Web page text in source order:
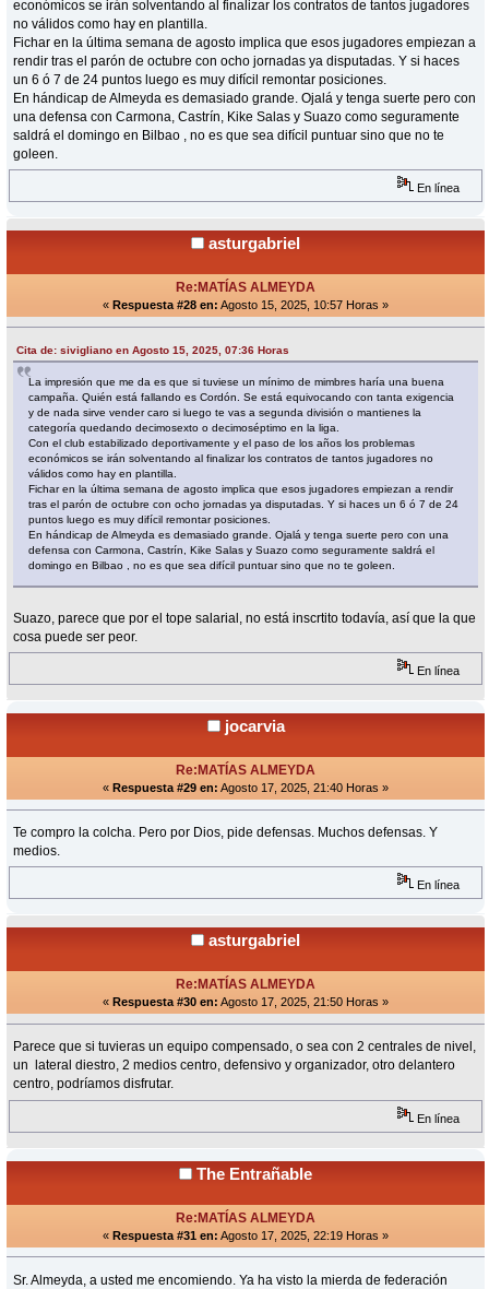
económicos se irán solventando al finalizar los contratos de tantos jugadores
no válidos como hay en plantilla.
Fichar en la última semana de agosto implica que esos jugadores empiezan a
rendir tras el parón de octubre con ocho jornadas ya disputadas. Y si haces
un 6 ó 7 de 24 puntos luego es muy difícil remontar posiciones.
En hándicap de Almeyda es demasiado grande. Ojalá y tenga suerte pero con
una defensa con Carmona, Castrín, Kike Salas y Suazo como seguramente
saldrá el domingo en Bilbao , no es que sea difícil puntuar sino que no te
goleen.
En línea
asturgabriel
Re:MATÍAS ALMEYDA
« Respuesta #28 en: Agosto 15, 2025, 10:57 Horas »
Cita de: sivigliano en Agosto 15, 2025, 07:36 Horas
La impresión que me da es que si tuviese un mínimo de mimbres haría una buena
campaña. Quién está fallando es Cordón. Se está equivocando con tanta exigencia
y de nada sirve vender caro si luego te vas a segunda división o mantienes la
categoría quedando decimosexto o decimoséptimo en la liga.
Con el club estabilizado deportivamente y el paso de los años los problemas
económicos se irán solventando al finalizar los contratos de tantos jugadores no
válidos como hay en plantilla.
Fichar en la última semana de agosto implica que esos jugadores empiezan a rendir
tras el parón de octubre con ocho jornadas ya disputadas. Y si haces un 6 ó 7 de 24
puntos luego es muy difícil remontar posiciones.
En hándicap de Almeyda es demasiado grande. Ojalá y tenga suerte pero con una
defensa con Carmona, Castrín, Kike Salas y Suazo como seguramente saldrá el
domingo en Bilbao , no es que sea difícil puntuar sino que no te goleen.
Suazo, parece que por el tope salarial, no está inscrtito todavía, así que la que
cosa puede ser peor.
En línea
jocarvia
Re:MATÍAS ALMEYDA
« Respuesta #29 en: Agosto 17, 2025, 21:40 Horas »
Te compro la colcha. Pero por Dios, pide defensas. Muchos defensas. Y
medios.
En línea
asturgabriel
Re:MATÍAS ALMEYDA
« Respuesta #30 en: Agosto 17, 2025, 21:50 Horas »
Parece que si tuvieras un equipo compensado, o sea con 2 centrales de nivel,
un lateral diestro, 2 medios centro, defensivo y organizador, otro delantero
centro, podríamos disfrutar.
En línea
The Entrañable
Re:MATÍAS ALMEYDA
« Respuesta #31 en: Agosto 17, 2025, 22:19 Horas »
Sr. Almeyda, a usted me encomiendo. Ya ha visto la mierda de federación